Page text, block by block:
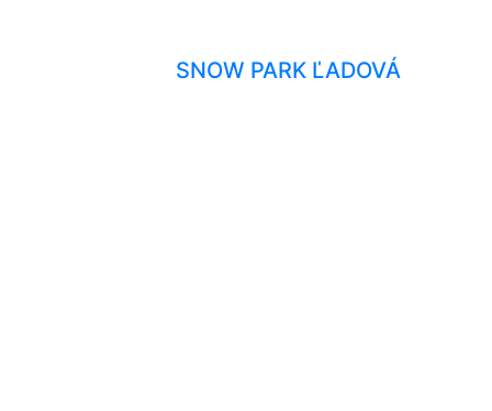
SNOW PARK ĽADOVÁ